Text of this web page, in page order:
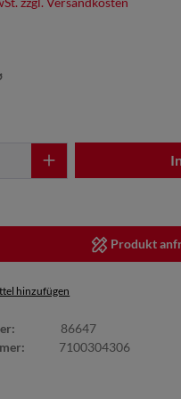
Produkt
hinzufügen
86647
7100304306